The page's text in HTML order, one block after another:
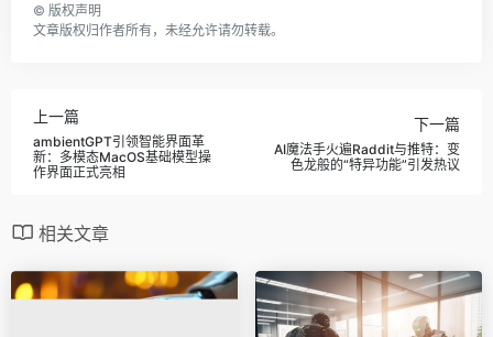
© 版权声明
文章版权归作者所有，未经允许请勿转载。
上一篇
ambientGPT引领智能界面革
新：多模态MacOS基础模型操
作界面正式亮相
下一篇
AI魔法手火遍Raddit与推特：变
色龙般的“特异功能”引发热议
相关文章